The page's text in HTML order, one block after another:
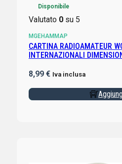
Disponibile
Valutato 0su 5
MGEHAMMAP
CARTINA RADIOAMATEUR
8,99 € Iva inclusa